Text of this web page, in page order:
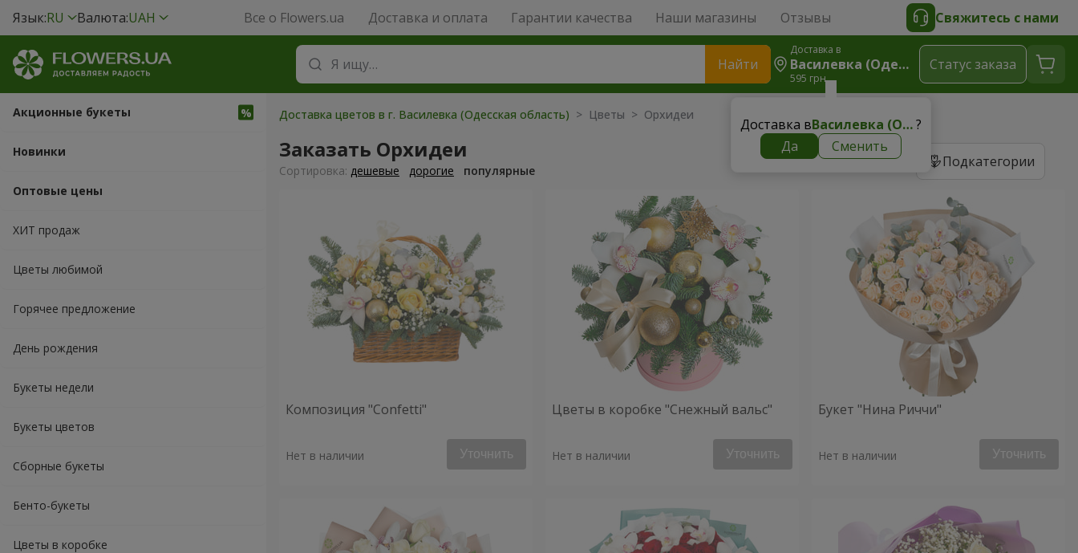
Язык:RU Валюта:UAH Все о Flowers.ua Доставка и оплата Гарантии качества Наши магазины Отзывы Свяжитесь с нами
Найти
Доставка в
Василевка (Одесская Область)
595 грн
Доставка в Василевка (Одесская область)?
Да
Сменить
Cтатус заказа
Акционные букеты
Новинки
Оптовые цены
ХИТ продаж
Цветы любимой
Горячее предложение
День рождения
Букеты недели
Букеты цветов
Сборные букеты
Бенто-букеты
Цветы в коробке
Доставка цветов в г. Василевка (Одесская область) > Цветы > Орхидеи
Заказать Орхидеи Подкатегории
Cортировка: дешевые дорогие популярные
Композиция "Confetti"
Нет в наличии Уточнить
Цветы в коробке "Снежный вальс"
Нет в наличии Уточнить
Букет "Нина Риччи"
Нет в наличии Уточнить